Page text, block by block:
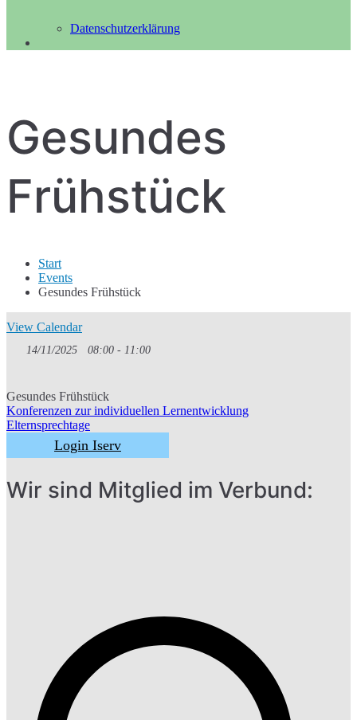
Datenschutzerklärung
Gesundes
Frühstück
Start
Events
Gesundes Frühstück
View Calendar
14/11/2025 08:00 - 11:00
Gesundes Frühstück
Konferenzen zur individuellen Lernentwicklung
Elternsprechtage
Login Iserv
Wir sind Mitglied im Verbund: